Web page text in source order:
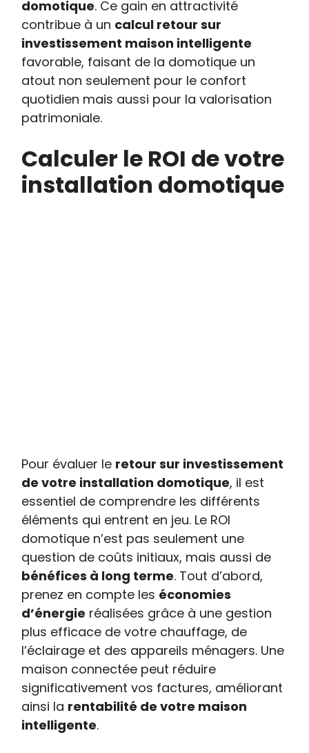
domotique. Ce gain en attractivité
contribue à un calcul retour sur
investissement maison intelligente
favorable, faisant de la domotique un
atout non seulement pour le confort
quotidien mais aussi pour la valorisation
patrimoniale.
Calculer le ROI de votre
installation domotique
Pour évaluer le retour sur investissement
de votre installation domotique, il est
essentiel de comprendre les différents
éléments qui entrent en jeu. Le ROI
domotique n’est pas seulement une
question de coûts initiaux, mais aussi de
bénéfices à long terme. Tout d’abord,
prenez en compte les économies
d’énergie réalisées grâce à une gestion
plus efficace de votre chauffage, de
l’éclairage et des appareils ménagers. Une
maison connectée peut réduire
significativement vos factures, améliorant
ainsi la rentabilité de votre maison
intelligente.